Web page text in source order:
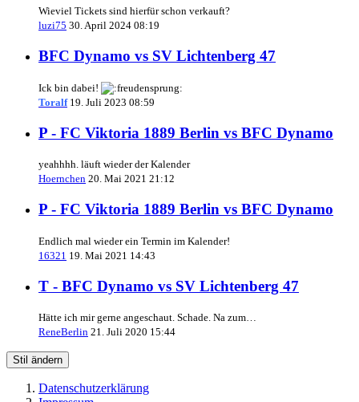
Wieviel Tickets sind hierfür schon verkauft?
luzi75 30. April 2024 08:19
BFC Dynamo vs SV Lichtenberg 47
Ick bin dabei!
Toralf 19. Juli 2023 08:59
P - FC Viktoria 1889 Berlin vs BFC Dynamo
yeahhhh. läuft wieder der Kalender
Hoernchen 20. Mai 2021 21:12
P - FC Viktoria 1889 Berlin vs BFC Dynamo
Endlich mal wieder ein Termin im Kalender!
16321 19. Mai 2021 14:43
T - BFC Dynamo vs SV Lichtenberg 47
Hätte ich mir gerne angeschaut. Schade. Na zum…
ReneBerlin 21. Juli 2020 15:44
Stil ändern
Datenschutzerklärung